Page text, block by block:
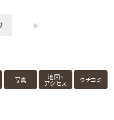
写真 地図・
アクセス クチコミ